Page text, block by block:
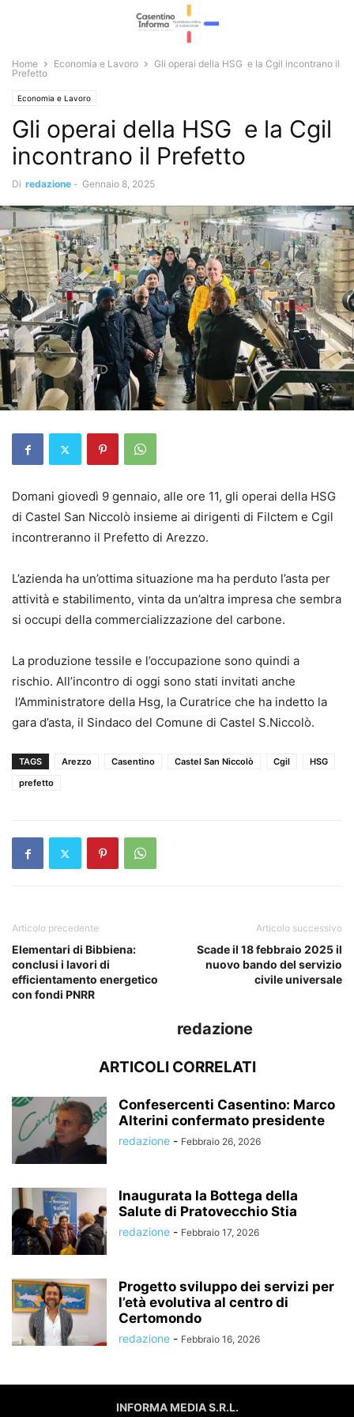
Home Economia e Lavoro
Gli operai della HSG e la Cgil incontrano il
Prefetto
Economia e Lavoro
Gli operai della HSG e la Cgil
incontrano il Prefetto
Di redazione - Gennaio 8, 2025
Domani giovedì 9 gennaio, alle ore 11, gli operai della HSG
di Castel San Niccolò insieme ai dirigenti di Filctem e Cgil
incontreranno il Prefetto di Arezzo.
L’azienda ha un’ottima situazione ma ha perduto l’asta per
attività e stabilimento, vinta da un’altra impresa che sembra
si occupi della commercializzazione del carbone.
La produzione tessile e l’occupazione sono quindi a
rischio. All’incontro di oggi sono stati invitati anche
l’Amministratore della Hsg, la Curatrice che ha indetto la
gara d’asta, il Sindaco del Comune di Castel S.Niccolò.
TAGS Arezzo Casentino Castel San Niccolò Cgil
HSG
prefetto
Articolo precedente
Elementari di Bibbiena:
conclusi i lavori di
efficientamento energetico
con fondi PNRR
Articolo successivo
Scade il 18 febbraio 2025 il
nuovo bando del servizio
civile universale
redazione
ARTICOLI CORRELATI
Confesercenti Casentino: Marco
Alterini confermato presidente
redazione - Febbraio 26, 2026
Inaugurata la Bottega della
Salute di Pratovecchio Stia
redazione - Febbraio 17, 2026
Progetto sviluppo dei servizi per
l’età evolutiva al centro di
Certomondo
redazione - Febbraio 16, 2026
INFORMA MEDIA S.R.L.